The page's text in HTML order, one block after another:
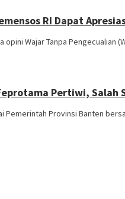
RI Dapat
Wajar Tanpa Pengecualian
Pertiwi, Salah
Pemerintah Provinsi Banten